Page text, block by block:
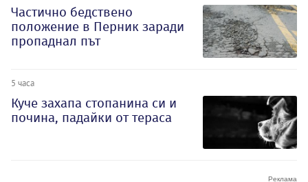
Частично бедствено
положение в Перник заради
пропаднал път
5 часа
Куче захапа стопанина си и
почина, падайки от тераса